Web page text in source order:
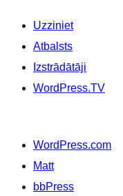
Uzziniet
Atbalsts
Izstrādātāji
WordPress.TV
WordPress.com
Matt
bbPress